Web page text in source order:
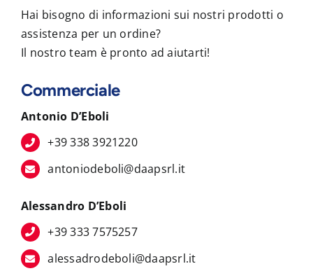
Hai bisogno di informazioni sui nostri prodotti o
assistenza per un ordine?
Il nostro team è pronto ad aiutarti!
Commerciale
Antonio D’Eboli
+39 338 3921220
antoniodeboli@daapsrl.it
Alessandro D’Eboli
+39 333 7575257
alessadrodeboli@daapsrl.it